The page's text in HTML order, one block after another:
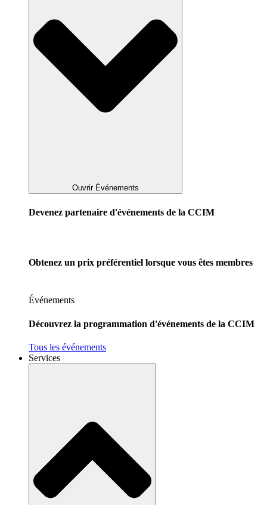
Ouvrir Événements
Devenez partenaire d'événements de la CCIM
Obtenez un prix préférentiel lorsque vous êtes membres
Événements
Découvrez la programmation d'événements de la CCIM
Tous les événements
Services